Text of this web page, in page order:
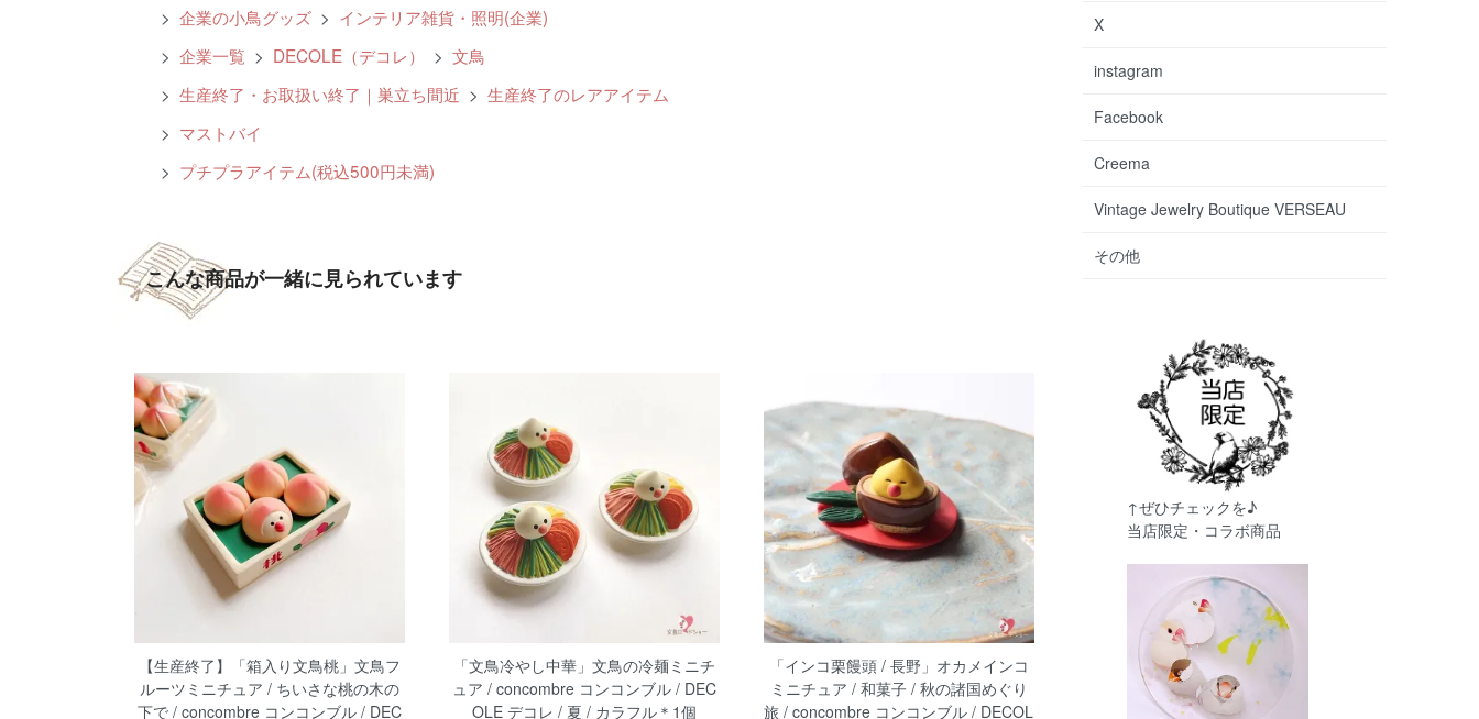
> 企業の小鳥グッズ > インテリア雑貨・照明(企業)
> 企業一覧 > DECOLE（デコレ） > 文鳥
> 生産終了・お取扱い終了｜巣立ち間近 > 生産終了のレアアイテム
> マストバイ
> プチプラアイテム(税込500円未満)
こんな商品が一緒に見られています
【生産終了】「箱入り文鳥桃」文鳥フ
ルーツミニチュア / ちいさな桃の木の
下で / concombre コンコンブル / DEC
「文鳥冷やし中華」文鳥の冷麺ミニチ
ュア / concombre コンコンブル / DEC
OLE デコレ / 夏 / カラフル＊1個
「インコ栗饅頭 / 長野」オカメインコ
ミニチュア / 和菓子 / 秋の諸国めぐり
旅 / concombre コンコンブル / DECOL
X
instagram
Facebook
Creema
Vintage Jewelry Boutique VERSEAU
その他
↑ぜひチェックを♪
当店限定・コラボ商品